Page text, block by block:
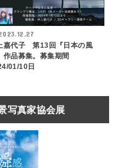
嘉代子 第13回『日本の風
作品募集。募集期間
01/10日
写真家協会展